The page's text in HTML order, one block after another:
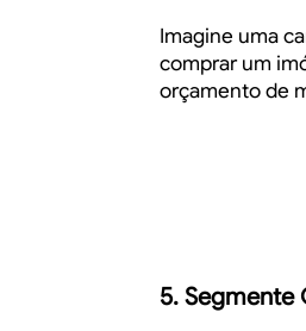
Imagine uma
comprar um
orçamento de
5.